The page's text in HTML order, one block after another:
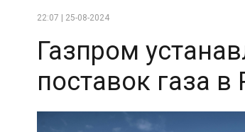
22:07 | 25-08-2024
Газпром
поставок газа в